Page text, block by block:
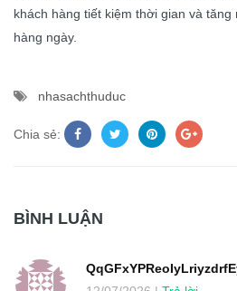
khách hàng tiết kiệm thời gian và
hàng ngày.
nhasachthuduc
Chia sẻ:
BÌNH LUẬN